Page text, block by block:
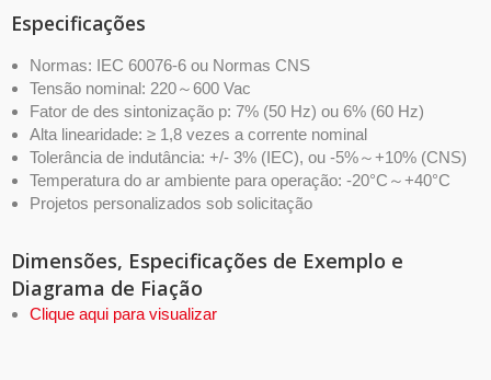
Especificações
Normas: IEC 60076-6 ou Normas CNS
Tensão nominal: 220～600 Vac
Fator de des sintonização p: 7% (50 Hz) ou 6% (60 Hz)
Alta linearidade: ≥ 1,8 vezes a corrente nominal
Tolerância de indutância: +/- 3% (IEC), ou -5%～+10% (CNS)
Temperatura do ar ambiente para operação: -20°C～+40°C
Projetos personalizados sob solicitação
Dimensões, Especificações de Exemplo e
Diagrama de Fiação
Clique aqui para visualizar